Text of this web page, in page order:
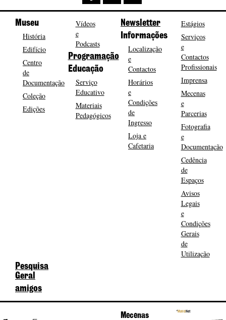
Museu
História
Edifício
Centro
de
Documentação
Coleção
Edições
Vídeos
e
Podcasts
Programação
Educação
Serviço
Educativo
Materiais
Pedagógicos
Newsletter
Informações
Localização
e
Contactos
Horários
e
Condições
de
Ingresso
Loja e
Cafetaria
Estágios
Serviços
e
Contactos
Profissionais
Imprensa
Mecenas
e
Parcerias
Fotografia
e
Documentação
Cedência
de
Espaços
Avisos
Legais
e
Condições
Gerais
de
Utilização
Pesquisa
Geral
amigos
Mecenas